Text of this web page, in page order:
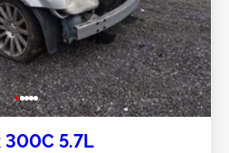
300C 5.7L